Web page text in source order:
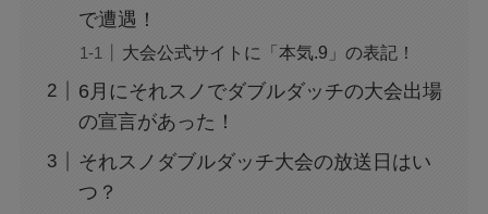
で遭遇！
大会公式サイトに「本気.9」の表記！
6月にそれスノでダブルダッチの大会出場
の宣言があった！
それスノダブルダッチ大会の放送日はい
つ？